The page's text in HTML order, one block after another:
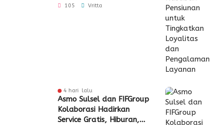
Pengalaman Layanan
105 Vritta
4 hari lalu
Asmo Sulsel dan FIFGroup
Kolaborasi Hadirkan
Service Gratis, Hiburan,